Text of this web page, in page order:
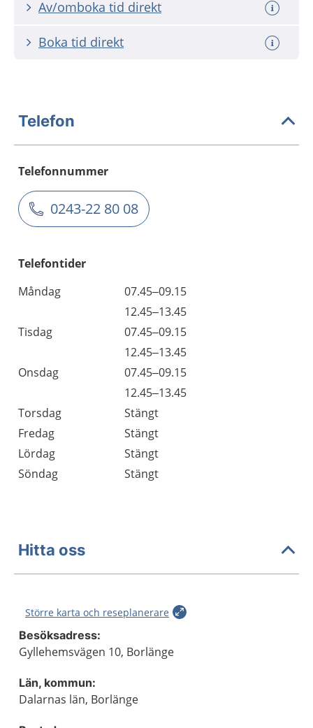
Av/omboka tid direkt
Boka tid direkt
Telefon
Telefonnummer
0243-22 80 08
Telefontider
Måndag
07.45–09.15
12.45–13.45
Tisdag
07.45–09.15
12.45–13.45
Onsdag
07.45–09.15
12.45–13.45
Torsdag
Stängt
Fredag
Stängt
Lördag
Stängt
Söndag
Stängt
Hitta oss
Större karta och reseplanerare
Besöksadress:
Gyllehemsvägen 10, Borlänge
Län, kommun:
Dalarnas län, Borlänge